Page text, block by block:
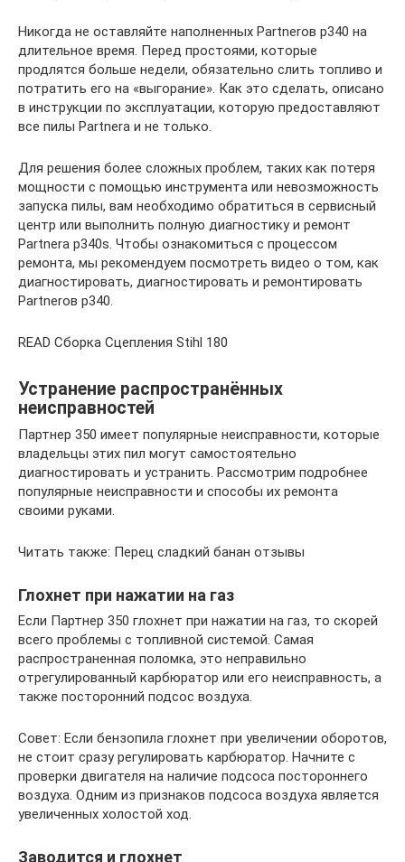
Никогда не оставляйте наполненных Partnerов p340 на
длительное время. Перед простоями, которые
продлятся больше недели, обязательно слить топливо и
потратить его на «выгорание». Как это сделать, описано
в инструкции по эксплуатации, которую предоставляют
все пилы Partnerа и не только.
Для решения более сложных проблем, таких как потеря
мощности с помощью инструмента или невозможность
запуска пилы, вам необходимо обратиться в сервисный
центр или выполнить полную диагностику и ремонт
Partnerа p340s. Чтобы ознакомиться с процессом
ремонта, мы рекомендуем посмотреть видео о том, как
диагностировать, диагностировать и ремонтировать
Partnerов p340.
READ Сборка Сцепления Stihl 180
Устранение распространённых
неисправностей
Партнер 350 имеет популярные неисправности, которые
владельцы этих пил могут самостоятельно
диагностировать и устранить. Рассмотрим подробнее
популярные неисправности и способы их ремонта
своими руками.
Читать также: Перец сладкий банан отзывы
Глохнет при нажатии на газ
Если Партнер 350 глохнет при нажатии на газ, то скорей
всего проблемы с топливной системой. Самая
распространенная поломка, это неправильно
отрегулированный карбюратор или его неисправность, а
также посторонний подсос воздуха.
Совет: Если бензопила глохнет при увеличении оборотов,
не стоит сразу регулировать карбюратор. Начните с
проверки двигателя на наличие подсоса постороннего
воздуха. Одним из признаков подсоса воздуха является
увеличенных холостой ход.
Заводится и глохнет